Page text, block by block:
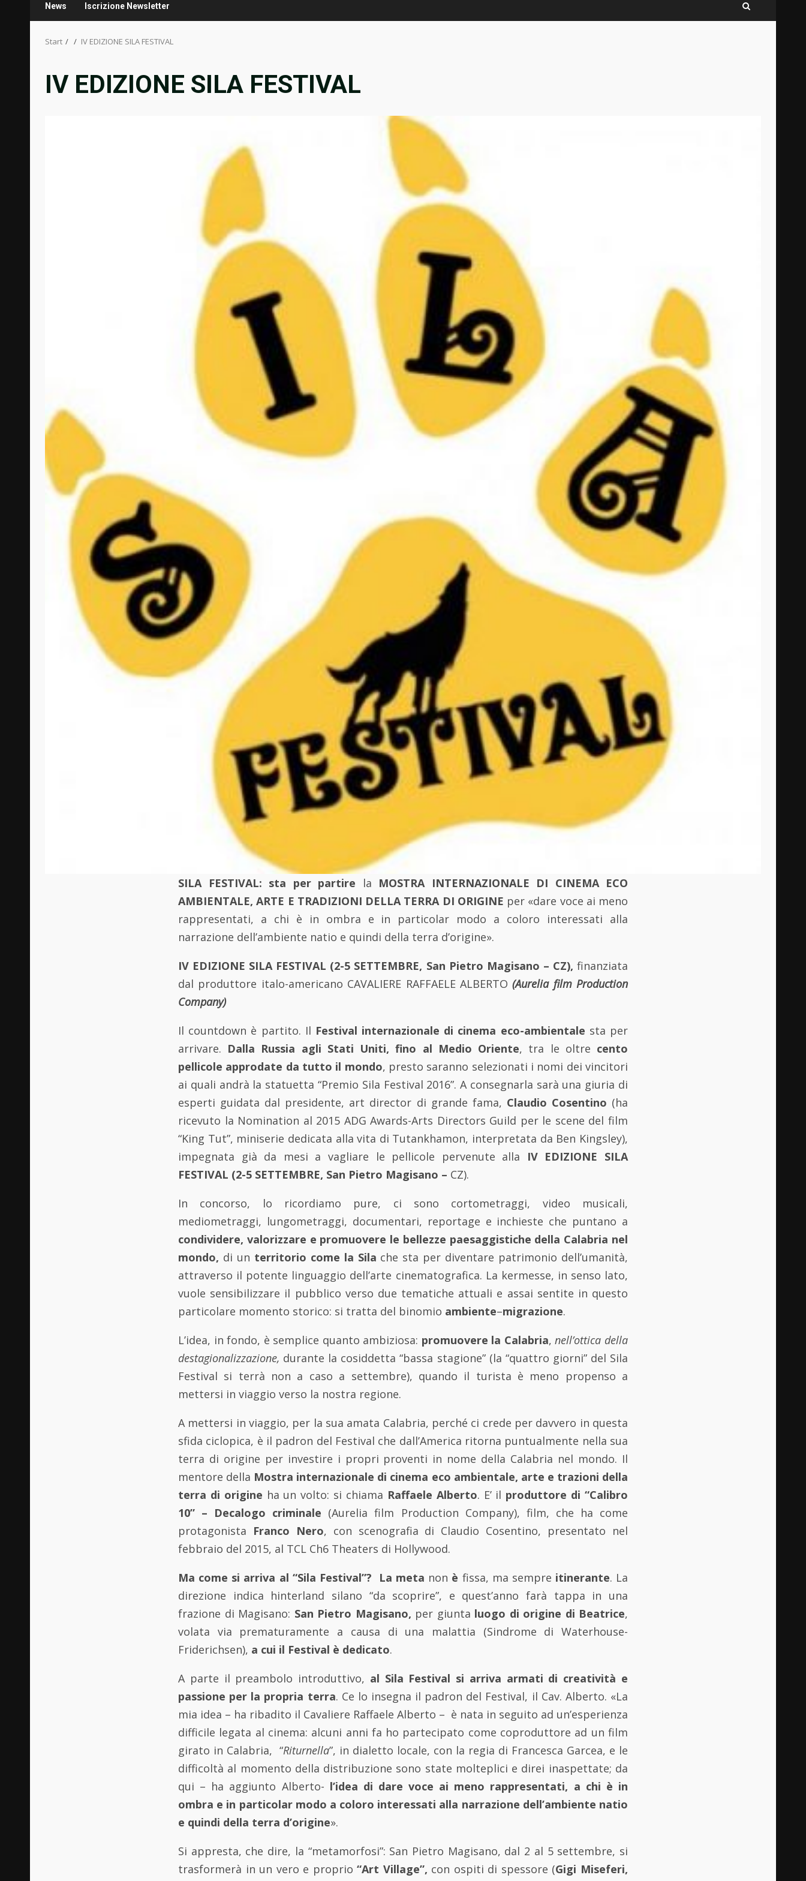
News Iscrizione Newsletter
Start IV EDIZIONE SILA FESTIVAL
IV EDIZIONE SILA FESTIVAL
SILA FESTIVAL: sta per partire la MOSTRA INTERNAZIONALE DI CINEMA ECO
AMBIENTALE, ARTE E TRADIZIONI DELLA TERRA DI ORIGINE per «dare voce ai meno
rappresentati, a chi è in ombra e in particolar modo a coloro interessati alla
narrazione dell’ambiente natio e quindi della terra d’origine».
IV EDIZIONE SILA FESTIVAL (2-5 SETTEMBRE, San Pietro Magisano – CZ), finanziata
dal produttore italo-americano CAVALIERE RAFFAELE ALBERTO (Aurelia film Production
Company)
Il countdown è partito. Il Festival internazionale di cinema eco-ambientale sta per
arrivare. Dalla Russia agli Stati Uniti, fino al Medio Oriente, tra le oltre cento
pellicole approdate da tutto il mondo, presto saranno selezionati i nomi dei vincitori
ai quali andrà la statuetta “Premio Sila Festival 2016”. A consegnarla sarà una giuria di
esperti guidata dal presidente, art director di grande fama, Claudio Cosentino (ha
ricevuto la Nomination al 2015 ADG Awards-Arts Directors Guild per le scene del film
“King Tut”, miniserie dedicata alla vita di Tutankhamon, interpretata da Ben Kingsley),
impegnata già da mesi a vagliare le pellicole pervenute alla IV EDIZIONE SILA
FESTIVAL (2-5 SETTEMBRE, San Pietro Magisano – CZ).
In concorso, lo ricordiamo pure, ci sono cortometraggi, video musicali,
mediometraggi, lungometraggi, documentari, reportage e inchieste che puntano a
condividere, valorizzare e promuovere le bellezze paesaggistiche della Calabria nel
mondo, di un territorio come la Sila che sta per diventare patrimonio dell’umanità,
attraverso il potente linguaggio dell’arte cinematografica. La kermesse, in senso lato,
vuole sensibilizzare il pubblico verso due tematiche attuali e assai sentite in questo
particolare momento storico: si tratta del binomio ambiente–migrazione.
L’idea, in fondo, è semplice quanto ambiziosa: promuovere la Calabria,nell’ottica della
destagionalizzazione, durante la cosiddetta “bassa stagione” (la “quattro giorni” del Sila
Festival si terrà non a caso a settembre), quando il turista è meno propenso a
mettersi in viaggio verso la nostra regione.
A mettersi in viaggio, per la sua amata Calabria, perché ci crede per davvero in questa
sfida ciclopica, è il padron del Festival che dall’America ritorna puntualmente nella sua
terra di origine per investire i propri proventi in nome della Calabria nel mondo. Il
mentore della Mostra internazionale di cinema eco ambientale, arte e trazioni della
terra di origine ha un volto: si chiama Raffaele Alberto. E’ il produttore di “Calibro
10” – Decalogo criminale (Aurelia film Production Company), film, che ha come
protagonista Franco Nero, con scenografia di Claudio Cosentino, presentato nel
febbraio del 2015, al TCL Ch6 Theaters di Hollywood.
Ma come si arriva al “Sila Festival”?
La meta non è fissa, ma sempre itinerante. La
direzione indica hinterland silano “da scoprire”, e quest’anno farà tappa in una
frazione di Magisano: San Pietro Magisano, per giunta luogo di origine di Beatrice,
volata via prematuramente a causa di una malattia (Sindrome di Waterhouse-
Friderichsen), a cui il Festival è dedicato.
A parte il preambolo introduttivo, al Sila Festival si arriva armati di creatività e
passione per la propria terra. Ce lo insegna il padron del Festival, il Cav. Alberto. «La
mia idea – ha ribadito il Cavaliere Raffaele Alberto – è nata in seguito ad un’esperienza
difficile legata al cinema: alcuni anni fa ho partecipato come coproduttore ad un film
girato in Calabria, “Riturnella”, in dialetto locale, con la regia di Francesca Garcea, e le
difficoltà al momento della distribuzione sono state molteplici e direi inaspettate; da
qui – ha aggiunto Alberto- l’idea di dare voce ai meno rappresentati, a chi è in
ombra e in particolar modo a coloro interessati alla narrazione dell’ambiente natio
e quindi della terra d’origine».
Si appresta, che dire, la “metamorfosi”: San Pietro Magisano, dal 2 al 5 settembre, si
trasformerà in un vero e proprio“Art Village”, con ospiti di spessore (Gigi Miseferi,